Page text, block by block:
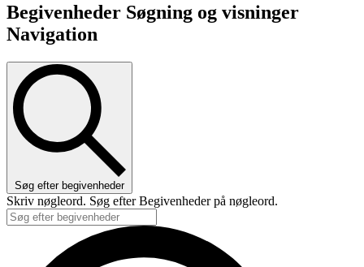
Begivenheder Søgning og visninger
Navigation
Søg efter begivenheder
Skriv nøgleord. Søg efter Begivenheder på nøgleord.